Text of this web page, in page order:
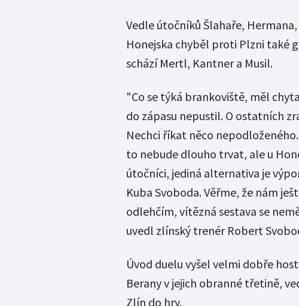
Vedle útočníků Šlahaře,
Honejska chyběl proti Plzni také
schází Mertl, Kantner a Musil.
"Co se týká brankoviště, měl
do zápasu nepustil. O ostatních
Nechci říkat něco
to nebude dlouho trvat, ale u
útočníci, jediná alternativa je
Kuba Svoboda. Věřme, že nám
odlehčím, vítězná sestava se
uvedl zlínský trenér Robert
Úvod duelu vyšel velmi dobře
Berany v jejich obranné třetině,
Zlín do hry.